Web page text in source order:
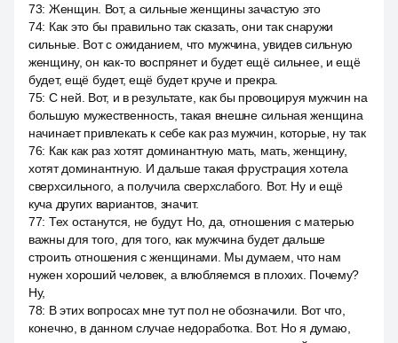
73: Женщин. Вот, а сильные женщины зачастую это
74: Как это бы правильно так сказать, они так снаружи
сильные. Вот с ожиданием, что мужчина, увидев сильную
женщину, он как-то воспрянет и будет ещё сильнее, и ещё
будет, ещё будет, ещё будет круче и прекра.
75: С ней. Вот, и в результате, как бы провоцируя мужчин на
большую мужественность, такая внешне сильная женщина
начинает привлекать к себе как раз мужчин, которые, ну так
76: Как как раз хотят доминантную мать, мать, женщину,
хотят доминантную. И дальше такая фрустрация хотела
сверхсильного, а получила сверхслабого. Вот. Ну и ещё
куча других вариантов, значит.
77: Тех останутся, не будут. Но, да, отношения с матерью
важны для того, для того, как мужчина будет дальше
строить отношения с женщинами. Мы думаем, что нам
нужен хороший человек, а влюбляемся в плохих. Почему?
Ну,
78: В этих вопросах мне тут пол не обозначили. Вот что,
конечно, в данном случае недоработка. Вот. Но я думаю,